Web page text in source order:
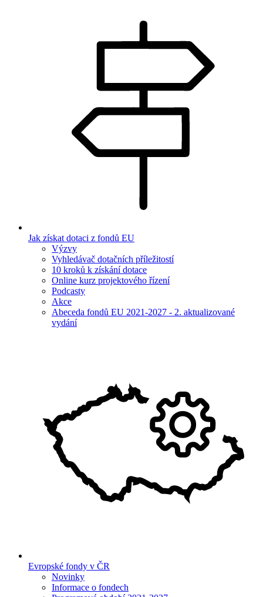
Jak získat dotaci z fondů EU
Výzvy
Vyhledávač dotačních příležitostí
10 kroků k získání dotace
Online kurz projektového řízení
Podcasty
Akce
Abeceda fondů EU 2021-2027 - 2. aktualizované
vydání
Evropské fondy v ČR
Novinky
Informace o fondech